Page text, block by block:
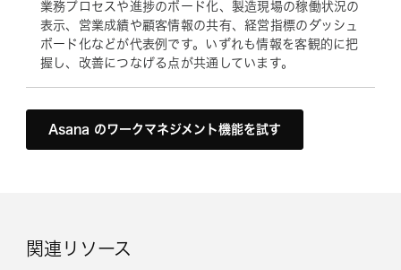
業務プロセスや進捗のボード化、製造現場の稼働状況の
表示、営業成績や顧客情報の共有、経営指標のダッシュ
ボード化などが代表例です。いずれも情報を客観的に把
握し、改善につなげる点が共通しています。
Asana のワークマネジメント機能を試す
関連リソース